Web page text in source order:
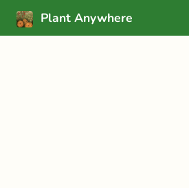
Plant Anywhere